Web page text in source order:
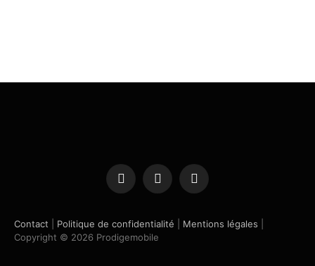
Facebook
X
Instagram
Contact Politique de confidentialité Mentions légales
Copyright © 2026 Prodigemobile